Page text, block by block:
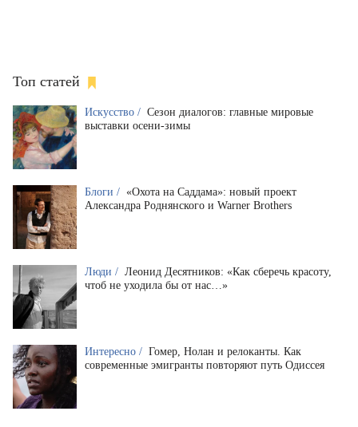
Топ статей
Искусство / Сезон диалогов: главные мировые
выставки осени-зимы
Блоги / «Охота на Саддама»: новый проект
Александра Роднянского и Warner Brothers
Люди / Леонид Десятников: «Как сберечь красоту,
чтоб не уходила бы от нас…»
Интересно / Гомер, Нолан и релоканты. Как
современные эмигранты повторяют путь Одиссея